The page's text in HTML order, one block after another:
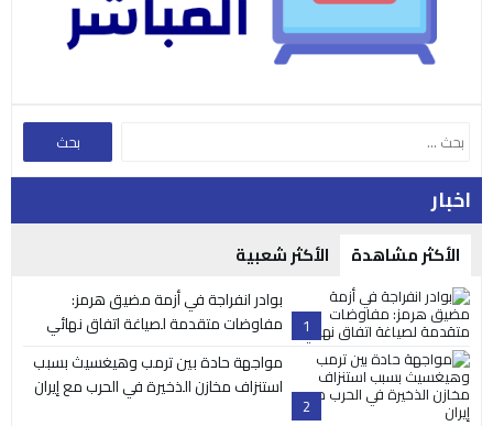
اخبار
الأكثر مشاهدة الأكثر شعبية
1
بوادر انفراجة في أزمة مضيق هرمز:
مفاوضات متقدمة لصياغة اتفاق نهائي
2
مواجهة حادة بين ترمب وهيغسيث بسبب
استنزاف مخازن الذخيرة في الحرب مع إيران